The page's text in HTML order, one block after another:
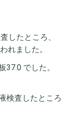
したところ、
れました。
でした。
検査したところ